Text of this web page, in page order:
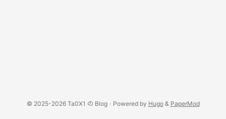
© 2025-2026 Ta0X1 の Blog · Powered by Hugo& PaperMod